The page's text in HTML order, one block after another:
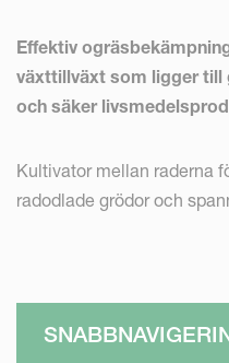
Effektiv
växttillväxt som ligger till
och säker
Kultivator mellan raderna
radodlade grödor och